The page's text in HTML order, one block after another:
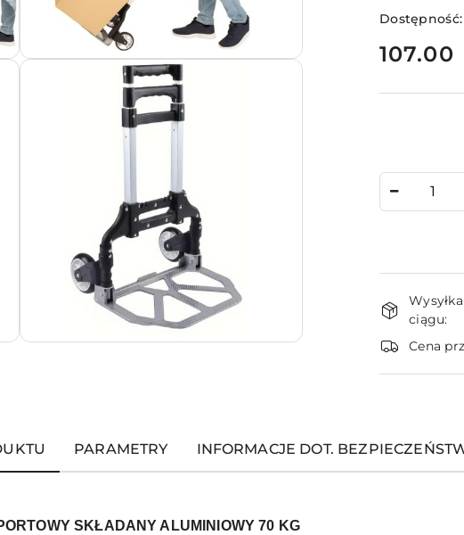
Dostępność:
cena:
107.00
i
ciągu:
Cena
PARAMETRY INFORMACJE DOT.
SKŁADANY ALUMINIOWY 70 KG